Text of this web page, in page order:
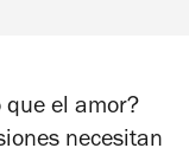
que el amor?
necesitan